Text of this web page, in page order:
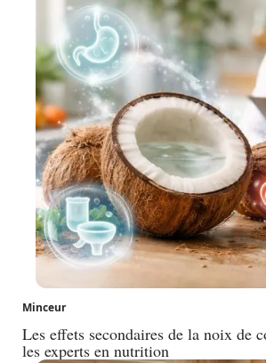
Minceur
Les effets secondaires de la noix de
les experts en nutrition